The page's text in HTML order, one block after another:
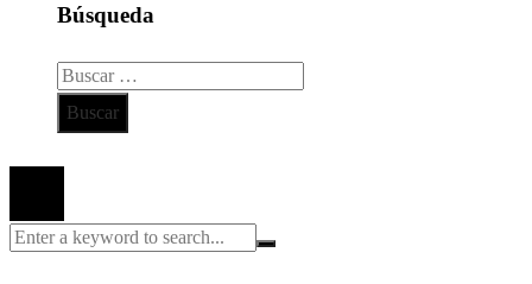
Búsqueda
Buscar: